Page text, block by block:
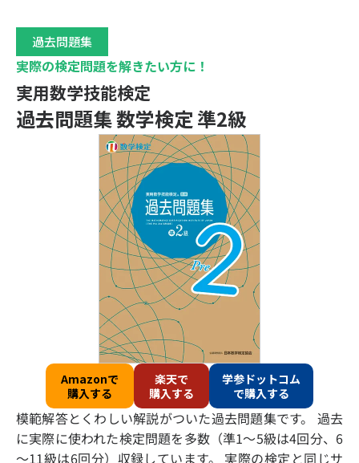
過去問題集
実際の検定問題を解きたい方に！
実用数学技能検定
過去問題集 数学検定 準2級
Amazonで
購入する
楽天で
購入する
学参ドットコム
で購入する
模範解答とくわしい解説がついた過去問題集です。 過去
に実際に使われた検定問題を多数（準1～5級は4回分、6
～11級は6回分）収録しています。 実際の検定と同じサ